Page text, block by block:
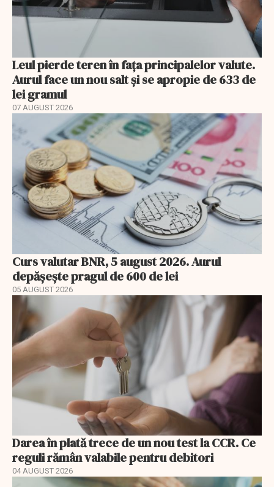
Leul pierde teren în fața principalelor valute.
Aurul face un nou salt și se apropie de 633 de
lei gramul
07 AUGUST 2026
Curs valutar BNR, 5 august 2026. Aurul
depășește pragul de 600 de lei
05 AUGUST 2026
Darea în plată trece de un nou test la CCR. Ce
reguli rămân valabile pentru debitori
04 AUGUST 2026